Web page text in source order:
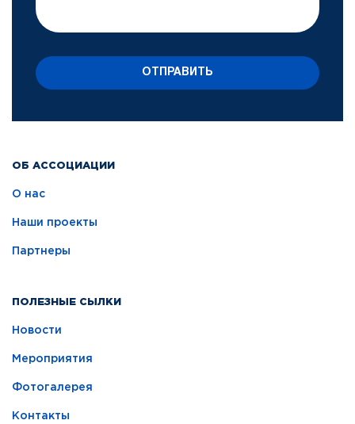
ОБ АССОЦИАЦИИ
О нас
Наши проекты
Партнеры
ПОЛЕЗНЫЕ СЫЛКИ
Новости
Мероприятия
Фотогалерея
Контакты
ОТПРАВИТЬ